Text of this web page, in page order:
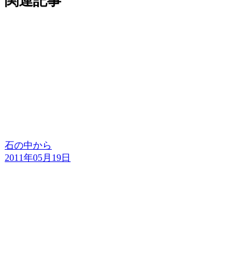
石の中から
2011年05月19日